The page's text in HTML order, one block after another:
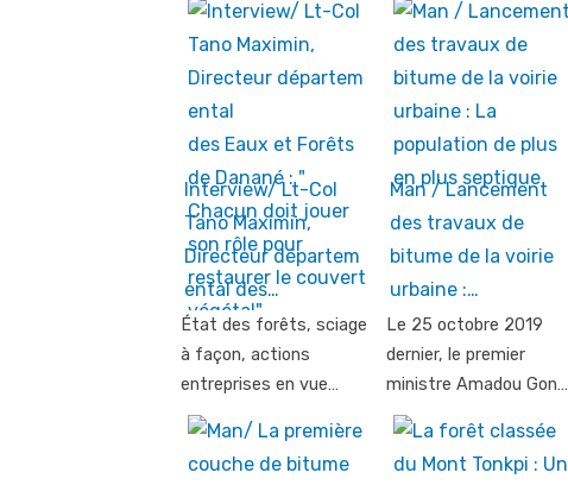
Interview/ Lt-Col
Tano Maximin,
Directeur départem
ental des…
État des forêts, sciage
à façon, actions
entreprises en vue…
Man / Lancement
des travaux de
bitume de la voirie
urbaine :…
Le 25 octobre 2019
dernier, le premier
ministre Amadou Gon…